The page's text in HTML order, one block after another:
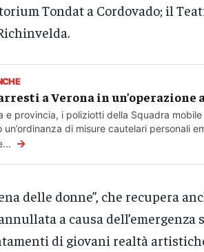
Tondat a Cordovado; il
a Verona in un’operazione
e provincia, i poliziotti della Squadra mobile
un’ordinanza di misure cautelari personali
→
delle donne”, che recupera
a causa dell’emergenza
di giovani realtà